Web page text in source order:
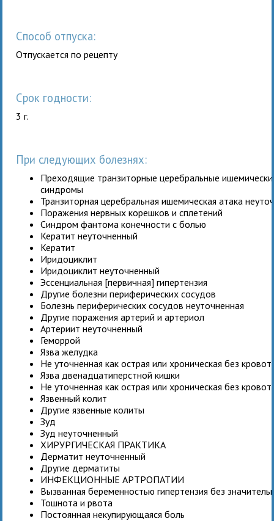
Способ отпуска:
Отпускается по рецепту
Срок годности:
3 г.
При следующих болезнях:
Преходящие транзиторные церебральные
синдромы
Транзиторная церебральная ишемическая атака
Поражения нервных корешков и сплетений
Синдром фантома конечности с болью
Кератит неуточненный
Кератит
Иридоциклит
Иридоциклит неуточненный
Эссенциальная [первичная] гипертензия
Другие болезни периферических сосудов
Болезнь периферических сосудов неуточненная
Другие поражения артерий и артериол
Артериит неуточненный
Геморрой
Язва желудка
Не уточненная как острая или хроническая без
Язва двенадцатиперстной кишки
Не уточненная как острая или хроническая без
Язвенный колит
Другие язвенные колиты
Зуд
Зуд неуточненный
ХИРУРГИЧЕСКАЯ ПРАКТИКА
Дерматит неуточненный
Другие дерматиты
ИНФЕКЦИОННЫЕ АРТРОПАТИИ
Вызванная беременностью гипертензия без
Тошнота и рвота
Постоянная некупирующаяся боль